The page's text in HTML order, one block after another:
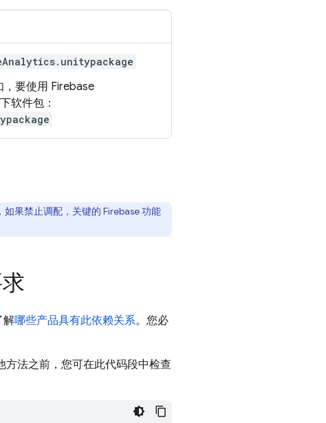
，要使用 Firebase
软件包：
如果禁止调配，关键的 Firebase 功能
解哪些产品具有此依赖关系。您必
方法之前，您可在此代码段中检查